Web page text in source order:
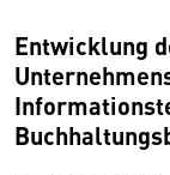
Entwicklung